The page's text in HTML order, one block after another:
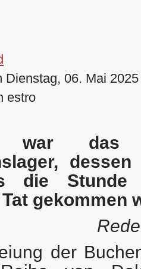
Dienstag, 06. Mai
estro
war das
die Stunde
gekommen
der